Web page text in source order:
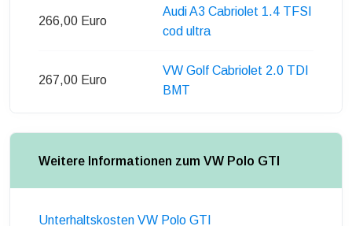
266,00 Euro
Audi A3 Cabriolet 1.4 TFSI
cod ultra
267,00 Euro
VW Golf Cabriolet 2.0 TDI
BMT
Weitere Informationen zum VW Polo GTI
Unterhaltskosten VW Polo GTI